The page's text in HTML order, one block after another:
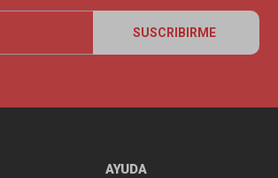
SUSCRIBIRME
AYUDA